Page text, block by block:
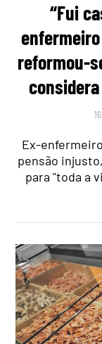
“Fui
reformou-
Ex-
pensão
para "toda a